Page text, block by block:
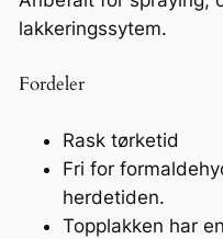
lakkeringssytem.
Fordeler
Rask tørketid
Fri for
herdetiden.
Topplakken har